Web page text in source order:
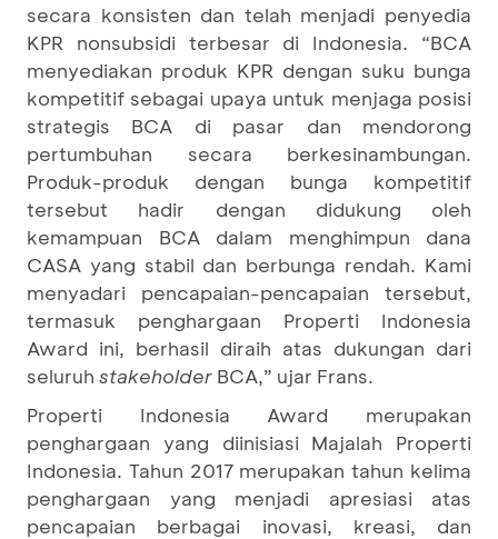
secara konsisten dan telah menjadi penyedia
KPR nonsubsidi terbesar di Indonesia. “BCA
menyediakan produk KPR dengan suku bunga
kompetitif sebagai upaya untuk menjaga posisi
strategis BCA di pasar dan mendorong
pertumbuhan secara berkesinambungan.
Produk-produk dengan bunga kompetitif
tersebut hadir dengan didukung oleh
kemampuan BCA dalam menghimpun dana
CASA yang stabil dan berbunga rendah. Kami
menyadari pencapaian-pencapaian tersebut,
termasuk penghargaan Properti Indonesia
Award ini, berhasil diraih atas dukungan dari
seluruh stakeholder BCA,” ujar Frans.
Properti Indonesia Award merupakan
penghargaan yang diinisiasi Majalah Properti
Indonesia. Tahun 2017 merupakan tahun kelima
penghargaan yang menjadi apresiasi atas
pencapaian berbagai inovasi, kreasi, dan